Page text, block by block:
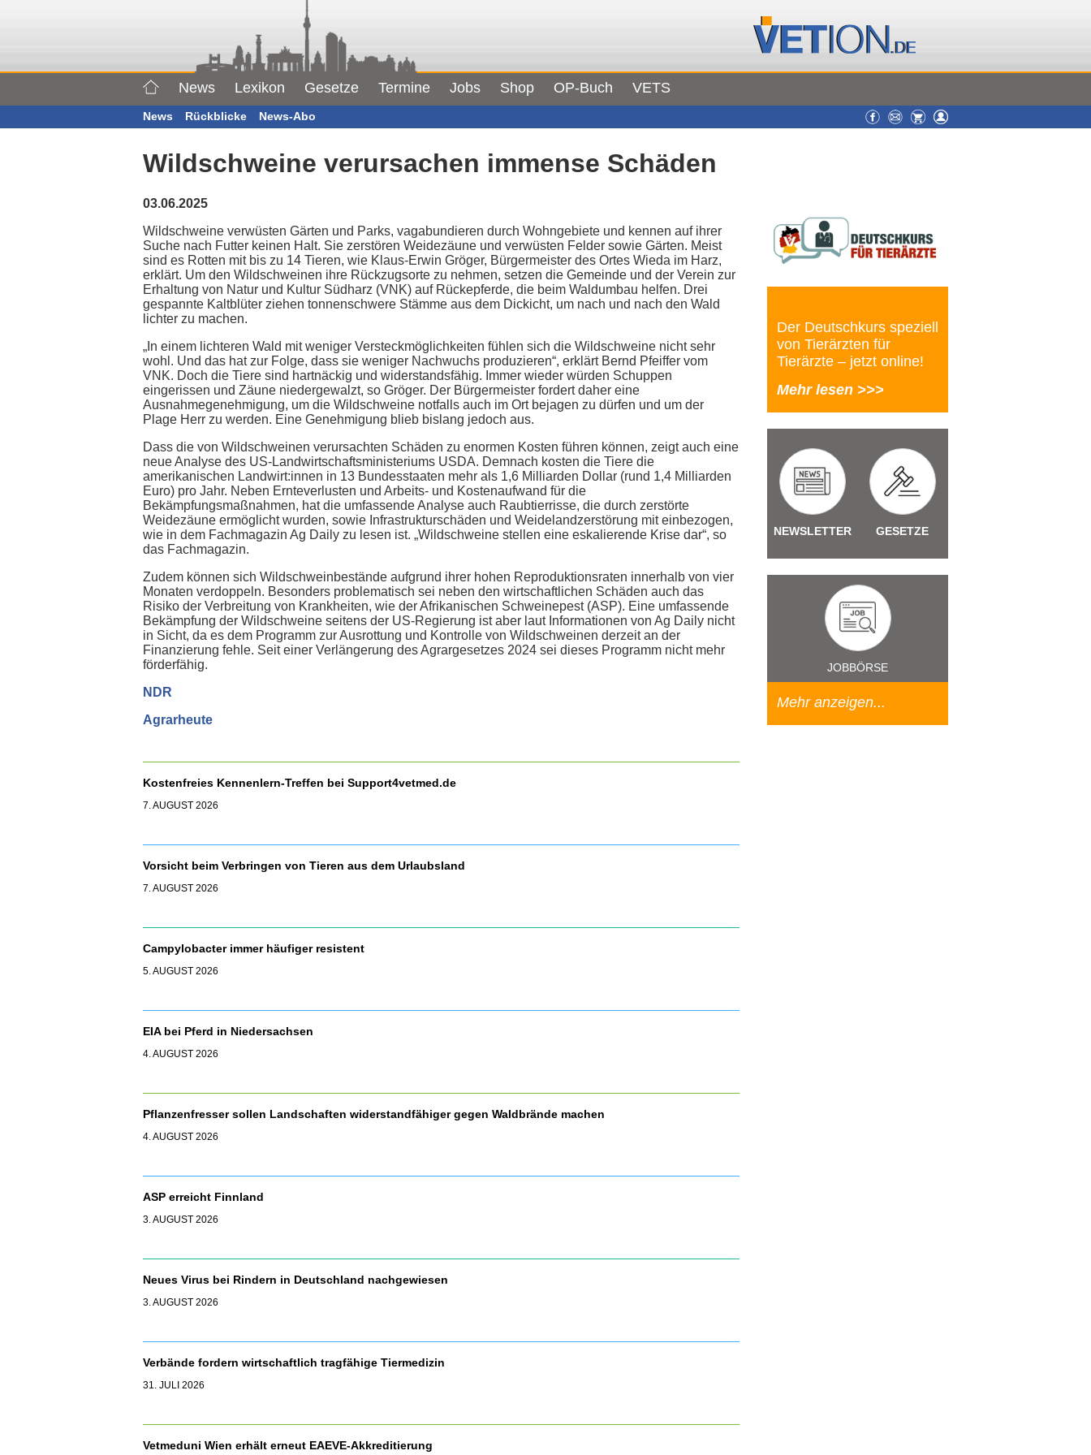
News Lexikon Gesetze Termine Jobs Shop OP-Buch VETS
News Rückblicke News-Abo
Wildschweine verursachen immense Schäden
03.06.2025
Wildschweine verwüsten Gärten und Parks, vagabundieren durch Wohngebiete und kennen auf ihrer
Suche nach Futter keinen Halt. Sie zerstören Weidezäune und verwüsten Felder sowie Gärten. Meist
sind es Rotten mit bis zu 14 Tieren, wie Klaus-Erwin Gröger, Bürgermeister des Ortes Wieda im Harz,
erklärt. Um den Wildschweinen ihre Rückzugsorte zu nehmen, setzen die Gemeinde und der Verein zur
Erhaltung von Natur und Kultur Südharz (VNK) auf Rückepferde, die beim Waldumbau helfen. Drei
gespannte Kaltblüter ziehen tonnenschwere Stämme aus dem Dickicht, um nach und nach den Wald
lichter zu machen.
„In einem lichteren Wald mit weniger Versteckmöglichkeiten fühlen sich die Wildschweine nicht sehr
wohl. Und das hat zur Folge, dass sie weniger Nachwuchs produzieren“, erklärt Bernd Pfeiffer vom
VNK. Doch die Tiere sind hartnäckig und widerstandsfähig. Immer wieder würden Schuppen
eingerissen und Zäune niedergewalzt, so Gröger. Der Bürgermeister fordert daher eine
Ausnahmegenehmigung, um die Wildschweine notfalls auch im Ort bejagen zu dürfen und um der
Plage Herr zu werden. Eine Genehmigung blieb bislang jedoch aus.
Dass die von Wildschweinen verursachten Schäden zu enormen Kosten führen können, zeigt auch eine
neue Analyse des US-Landwirtschaftsministeriums USDA. Demnach kosten die Tiere die
amerikanischen Landwirt:innen in 13 Bundesstaaten mehr als 1,6 Milliarden Dollar (rund 1,4 Milliarden
Euro) pro Jahr. Neben Ernteverlusten und Arbeits- und Kostenaufwand für die
Bekämpfungsmaßnahmen, hat die umfassende Analyse auch Raubtierrisse, die durch zerstörte
Weidezäune ermöglicht wurden, sowie Infrastrukturschäden und Weidelandzerstörung mit einbezogen,
wie in dem Fachmagazin Ag Daily zu lesen ist. „Wildschweine stellen eine eskalierende Krise dar“, so
das Fachmagazin.
Zudem können sich Wildschweinbestände aufgrund ihrer hohen Reproduktionsraten innerhalb von vier
Monaten verdoppeln. Besonders problematisch sei neben den wirtschaftlichen Schäden auch das
Risiko der Verbreitung von Krankheiten, wie der Afrikanischen Schweinepest (ASP). Eine umfassende
Bekämpfung der Wildschweine seitens der US-Regierung ist aber laut Informationen von Ag Daily nicht
in Sicht, da es dem Programm zur Ausrottung und Kontrolle von Wildschweinen derzeit an der
Finanzierung fehle. Seit einer Verlängerung des Agrargesetzes 2024 sei dieses Programm nicht mehr
förderfähig.
NDR
Agrarheute
Kostenfreies Kennenlern-Treffen bei Support4vetmed.de
7. AUGUST 2026
Vorsicht beim Verbringen von Tieren aus dem Urlaubsland
7. AUGUST 2026
Campylobacter immer häufiger resistent
5. AUGUST 2026
EIA bei Pferd in Niedersachsen
4. AUGUST 2026
Pflanzenfresser sollen Landschaften widerstandfähiger gegen Waldbrände machen
4. AUGUST 2026
ASP erreicht Finnland
3. AUGUST 2026
Neues Virus bei Rindern in Deutschland nachgewiesen
3. AUGUST 2026
Verbände fordern wirtschaftlich tragfähige Tiermedizin
31. JULI 2026
Vetmeduni Wien erhält erneut EAEVE-Akkreditierung
Der Deutschkurs speziell
von Tierärzten für
Tierärzte – jetzt online!
Mehr lesen >>>
NEWSLETTER GESETZE
JOBBÖRSE
Mehr anzeigen...